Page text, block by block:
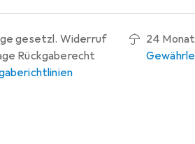
gesetzl. Widerruf
Rückgaberecht
24